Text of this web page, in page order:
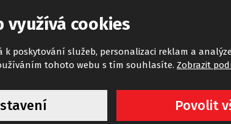
využívá cookies
k poskytování služeb, personalizaci reklam a
tohoto webu s tím souhlasíte. Zobrazit
Povolit